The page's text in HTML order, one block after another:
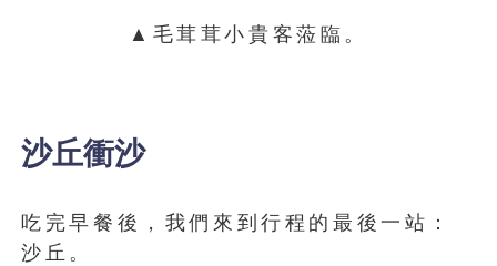
▲毛茸茸小貴客蒞臨。
沙丘衝沙
吃完早餐後，我們來到行程的最後一站：
沙丘。